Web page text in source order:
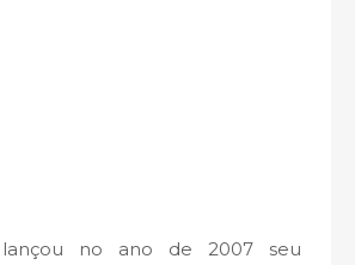
lançou no ano de 2007 seu